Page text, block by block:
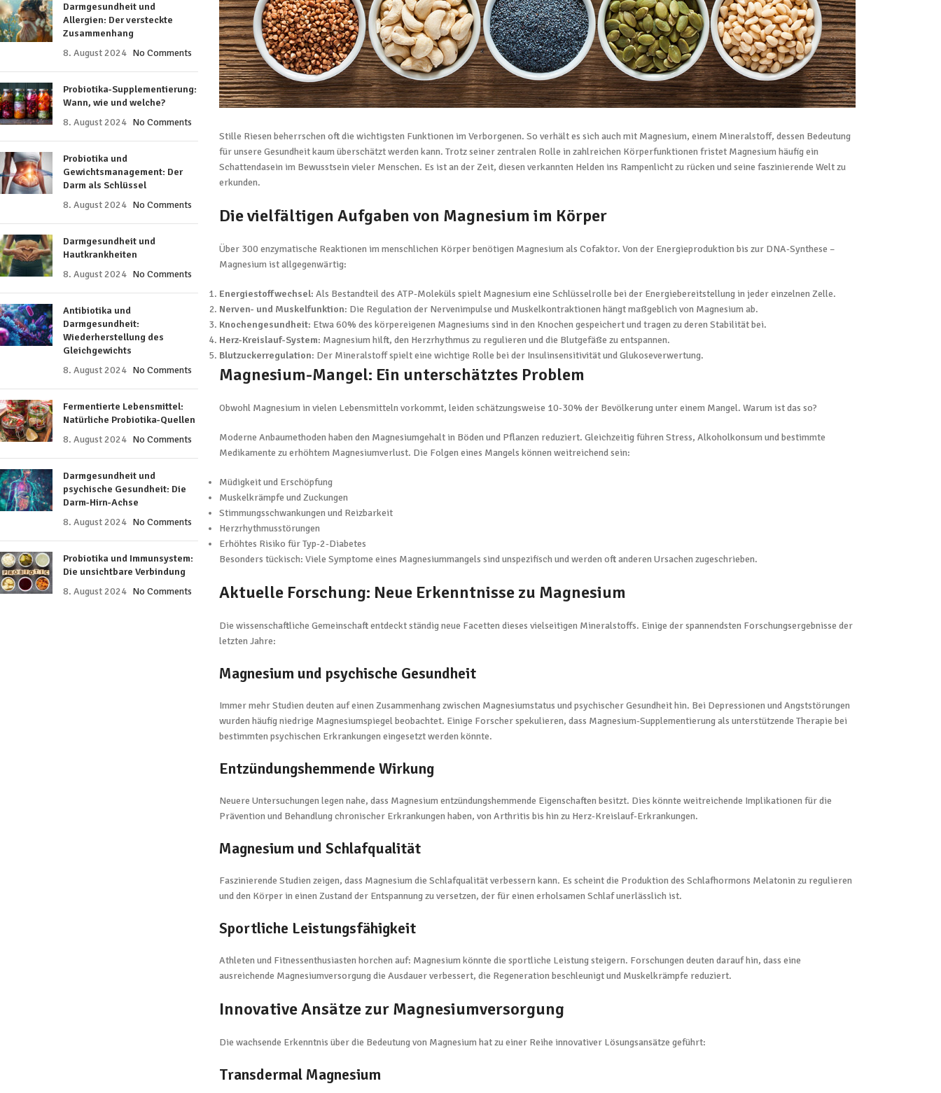
Darmgesundheit und
Allergien: Der versteckte
Zusammenhang
8. August 2024 No Comments
Probiotika-Supplementierung:
Wann, wie und welche?
8. August 2024 No Comments
Probiotika und
Gewichtsmanagement: Der
Darm als Schlüssel
8. August 2024 No Comments
Darmgesundheit und
Hautkrankheiten
8. August 2024 No Comments
Antibiotika und
Darmgesundheit:
Wiederherstellung des
Gleichgewichts
8. August 2024 No Comments
Fermentierte Lebensmittel:
Natürliche Probiotika-Quellen
8. August 2024 No Comments
Darmgesundheit und
psychische Gesundheit: Die
Darm-Hirn-Achse
8. August 2024 No Comments
Probiotika und Immunsystem:
Die unsichtbare Verbindung
8. August 2024 No Comments
Stille Riesen beherrschen oft die wichtigsten Funktionen im Verborgenen. So verhält es sich auch mit Magnesium, einem Mineralstoff, dessen Bedeutung
für unsere Gesundheit kaum überschätzt werden kann. Trotz seiner zentralen Rolle in zahlreichen Körperfunktionen fristet Magnesium häufig ein
Schattendasein im Bewusstsein vieler Menschen. Es ist an der Zeit, diesen verkannten Helden ins Rampenlicht zu rücken und seine faszinierende Welt zu
erkunden.
Die vielfältigen Aufgaben von Magnesium im Körper
Über 300 enzymatische Reaktionen im menschlichen Körper benötigen Magnesium als Cofaktor. Von der Energieproduktion bis zur DNA-Synthese –
Magnesium ist allgegenwärtig:
Energiestoffwechsel: Als Bestandteil des ATP-Moleküls spielt Magnesium eine Schlüsselrolle bei der Energiebereitstellung in jeder einzelnen Zelle.
Nerven- und Muskelfunktion: Die Regulation der Nervenimpulse und Muskelkontraktionen hängt maßgeblich von Magnesium ab.
Knochengesundheit: Etwa 60% des körpereigenen Magnesiums sind in den Knochen gespeichert und tragen zu deren Stabilität bei.
Herz-Kreislauf-System: Magnesium hilft, den Herzrhythmus zu regulieren und die Blutgefäße zu entspannen.
Blutzuckerregulation: Der Mineralstoff spielt eine wichtige Rolle bei der Insulinsensitivität und Glukoseverwertung.
Magnesium-Mangel: Ein unterschätztes Problem
Obwohl Magnesium in vielen Lebensmitteln vorkommt, leiden schätzungsweise 10-30% der Bevölkerung unter einem Mangel. Warum ist das so?
Moderne Anbaumethoden haben den Magnesiumgehalt in Böden und Pflanzen reduziert. Gleichzeitig führen Stress, Alkoholkonsum und bestimmte
Medikamente zu erhöhtem Magnesiumverlust. Die Folgen eines Mangels können weitreichend sein:
Müdigkeit und Erschöpfung
Muskelkrämpfe und Zuckungen
Stimmungsschwankungen und Reizbarkeit
Herzrhythmusstörungen
Erhöhtes Risiko für Typ-2-Diabetes
Besonders tückisch: Viele Symptome eines Magnesiummangels sind unspezifisch und werden oft anderen Ursachen zugeschrieben.
Aktuelle Forschung: Neue Erkenntnisse zu Magnesium
Die wissenschaftliche Gemeinschaft entdeckt ständig neue Facetten dieses vielseitigen Mineralstoffs. Einige der spannendsten Forschungsergebnisse der
letzten Jahre:
Magnesium und psychische Gesundheit
Immer mehr Studien deuten auf einen Zusammenhang zwischen Magnesiumstatus und psychischer Gesundheit hin. Bei Depressionen und Angststörungen
wurden häufig niedrige Magnesiumspiegel beobachtet. Einige Forscher spekulieren, dass Magnesium-Supplementierung als unterstützende Therapie bei
bestimmten psychischen Erkrankungen eingesetzt werden könnte.
Entzündungshemmende Wirkung
Neuere Untersuchungen legen nahe, dass Magnesium entzündungshemmende Eigenschaften besitzt. Dies könnte weitreichende Implikationen für die
Prävention und Behandlung chronischer Erkrankungen haben, von Arthritis bis hin zu Herz-Kreislauf-Erkrankungen.
Magnesium und Schlafqualität
Faszinierende Studien zeigen, dass Magnesium die Schlafqualität verbessern kann. Es scheint die Produktion des Schlafhormons Melatonin zu regulieren
und den Körper in einen Zustand der Entspannung zu versetzen, der für einen erholsamen Schlaf unerlässlich ist.
Sportliche Leistungsfähigkeit
Athleten und Fitnessenthusiasten horchen auf: Magnesium könnte die sportliche Leistung steigern. Forschungen deuten darauf hin, dass eine
ausreichende Magnesiumversorgung die Ausdauer verbessert, die Regeneration beschleunigt und Muskelkrämpfe reduziert.
Innovative Ansätze zur Magnesiumversorgung
Die wachsende Erkenntnis über die Bedeutung von Magnesium hat zu einer Reihe innovativer Lösungsansätze geführt:
Transdermal Magnesium